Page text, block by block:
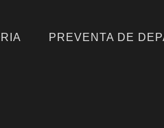
PREVENTA DE